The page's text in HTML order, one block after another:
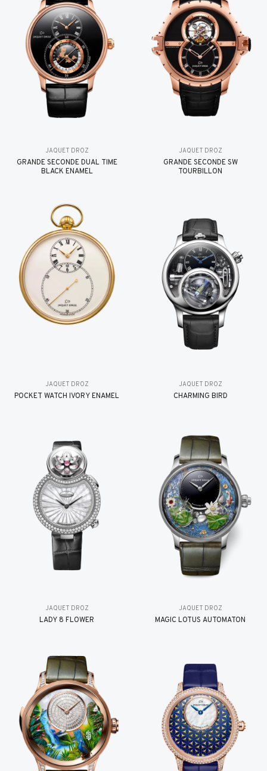
JAQUET DROZ
GRANDE SECONDE DUAL TIME
BLACK ENAMEL
JAQUET DROZ
GRANDE SECONDE SW
TOURBILLON
JAQUET DROZ
POCKET WATCH IVORY ENAMEL
JAQUET DROZ
CHARMING BIRD
JAQUET DROZ
LADY 8 FLOWER
JAQUET DROZ
MAGIC LOTUS AUTOMATON